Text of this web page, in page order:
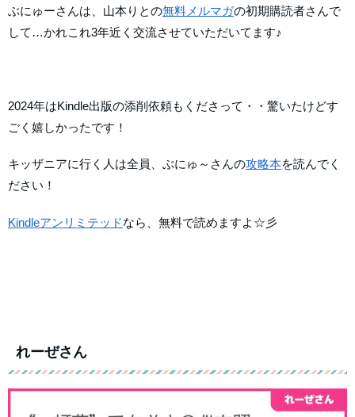
ぶにゅーさんは、山本りとの無料メルマガの初期購読者さんで
して…かれこれ3年近く交流させていただいてます♪
2024年はKindle出版の添削依頼もくださって・・驚いたけどす
ごく嬉しかったです！
キッザニアに行く人は全員、ぶにゅ～さんの攻略本を読んでく
ださい！
Kindleアンリミテッドなら、無料で読めますよ☆彡
れーぜさん